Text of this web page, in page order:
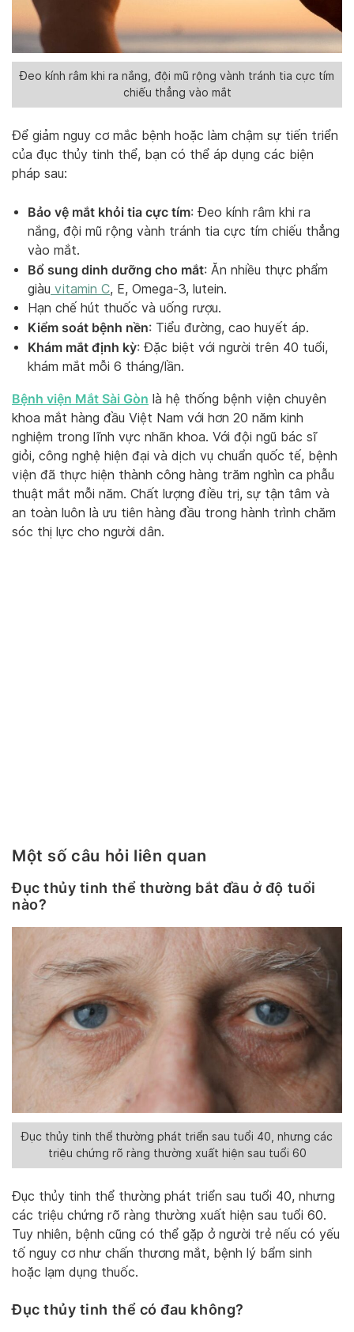
Đeo kính râm khi ra nắng, đội mũ rộng vành tránh tia cực tím
chiếu thẳng vào mắt
Để giảm nguy cơ mắc bệnh hoặc làm chậm sự tiến triển
của đục thủy tinh thể, bạn có thể áp dụng các biện
pháp sau:
Bảo vệ mắt khỏi tia cực tím: Đeo kính râm khi ra
nắng, đội mũ rộng vành tránh tia cực tím chiếu thẳng
vào mắt.
Bổ sung dinh dưỡng cho mắt: Ăn nhiều thực phẩm
giàu vitamin C, E, Omega-3, lutein.
Hạn chế hút thuốc và uống rượu.
Kiểm soát bệnh nền: Tiểu đường, cao huyết áp.
Khám mắt định kỳ: Đặc biệt với người trên 40 tuổi,
khám mắt mỗi 6 tháng/lần.
Bệnh viện Mắt Sài Gòn là hệ thống bệnh viện chuyên
khoa mắt hàng đầu Việt Nam với hơn 20 năm kinh
nghiệm trong lĩnh vực nhãn khoa. Với đội ngũ bác sĩ
giỏi, công nghệ hiện đại và dịch vụ chuẩn quốc tế, bệnh
viện đã thực hiện thành công hàng trăm nghìn ca phẫu
thuật mắt mỗi năm. Chất lượng điều trị, sự tận tâm và
an toàn luôn là ưu tiên hàng đầu trong hành trình chăm
sóc thị lực cho người dân.
Một số câu hỏi liên quan
Đục thủy tinh thể thường bắt đầu ở độ tuổi
nào?
Đục thủy tinh thể thường phát triển sau tuổi 40, nhưng các
triệu chứng rõ ràng thường xuất hiện sau tuổi 60
Đục thủy tinh thể thường phát triển sau tuổi 40, nhưng
các triệu chứng rõ ràng thường xuất hiện sau tuổi 60.
Tuy nhiên, bệnh cũng có thể gặp ở người trẻ nếu có yếu
tố nguy cơ như chấn thương mắt, bệnh lý bẩm sinh
hoặc lạm dụng thuốc.
Đục thủy tinh thể có đau không?